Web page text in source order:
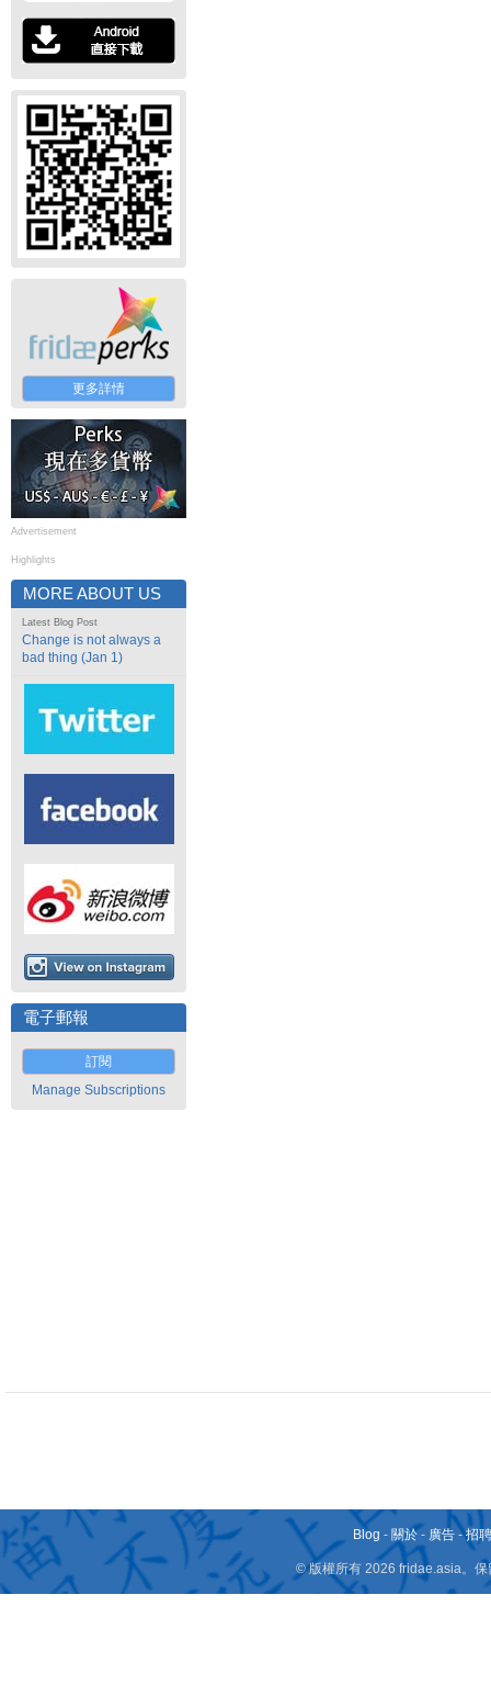
更多詳情
Advertisement
Highlights
MORE ABOUT US
Latest Blog Post
Change is not always a
bad thing (Jan 1)
電子郵報
訂閱
Manage Subscriptions
Blog - 關於 - 廣告 -招
© 版權所有 2026 fridae.asia。